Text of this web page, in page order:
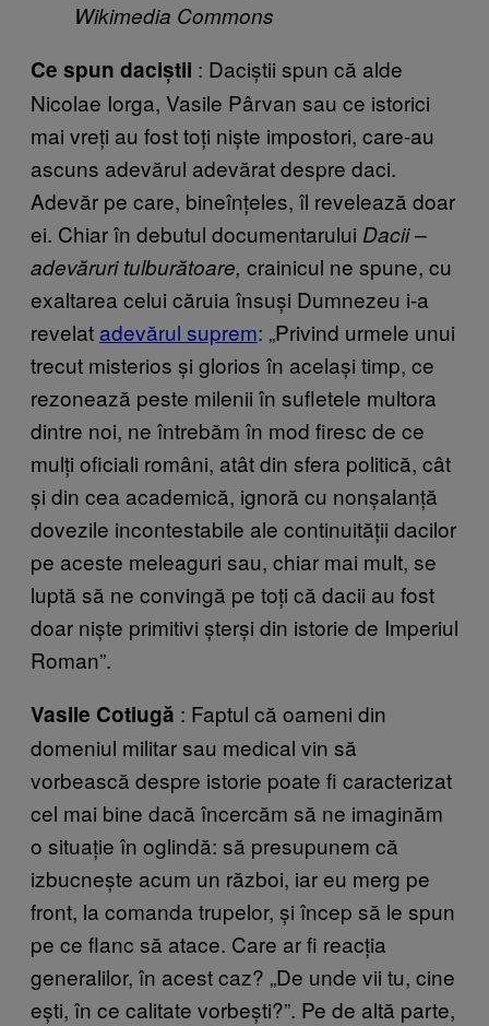
Wikimedia Commons
Ce spun daciștii : Daciștii spun că alde
Nicolae Iorga, Vasile Pârvan sau ce istorici
mai vreți au fost toți niște impostori, care-au
ascuns adevărul adevărat despre daci.
Adevăr pe care, bineînțeles, îl revelează doar
ei. Chiar în debutul documentarului Dacii –
adevăruri tulburătoare, crainicul ne spune, cu
exaltarea celui căruia însuși Dumnezeu i-a
revelat adevărul suprem: „Privind urmele unui
trecut misterios și glorios în același timp, ce
rezonează peste milenii în sufletele multora
dintre noi, ne întrebăm în mod firesc de ce
mulți oficiali români, atât din sfera politică, cât
și din cea academică, ignoră cu nonșalanță
dovezile incontestabile ale continuității dacilor
pe aceste meleaguri sau, chiar mai mult, se
luptă să ne convingă pe toți că dacii au fost
doar niște primitivi șterși din istorie de Imperiul
Roman”.
Vasile Cotiugă : Faptul că oameni din
domeniul militar sau medical vin să
vorbească despre istorie poate fi caracterizat
cel mai bine dacă încercăm să ne imaginăm
o situație în oglindă: să presupunem că
izbucnește acum un război, iar eu merg pe
front, la comanda trupelor, și încep să le spun
pe ce flanc să atace. Care ar fi reacția
generalilor, în acest caz? „De unde vii tu, cine
ești, în ce calitate vorbești?”. Pe de altă parte,